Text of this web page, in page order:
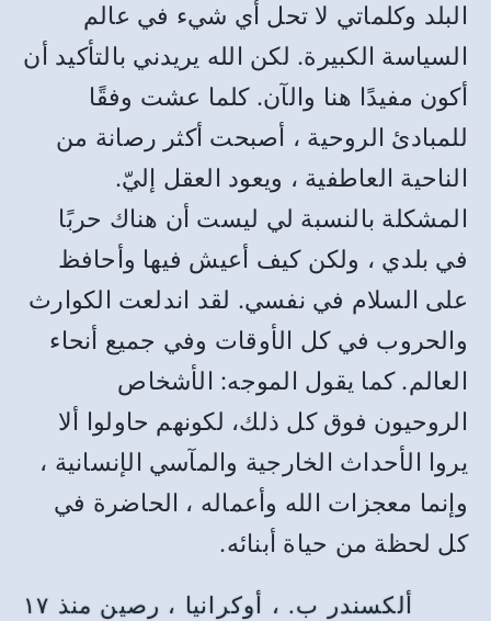
البلد وكلماتي لا تحل أي شيء في عالم
السياسة الكبيرة. لكن الله يريدني بالتأكيد أن
أكون مفيدًا هنا والآن. كلما عشت وفقًا
للمبادئ الروحية ، أصبحت أكثر رصانة من
الناحية العاطفية ، ويعود العقل إليّ.
المشكلة بالنسبة لي ليست أن هناك حربًا
في بلدي ، ولكن كيف أعيش فيها وأحافظ
على السلام في نفسي. لقد اندلعت الكوارث
والحروب في كل الأوقات وفي جميع أنحاء
العالم. كما يقول الموجه: الأشخاص
الروحيون فوق كل ذلك، لكونهم حاولوا ألا
يروا الأحداث الخارجية والمآسي الإنسانية ،
وإنما معجزات الله وأعماله ، الحاضرة في
كل لحظة من حياة أبنائه.
ألكسندر ب. ، أوكرانيا ، رصين منذ ١٧